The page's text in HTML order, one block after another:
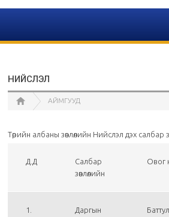
НИЙСЛЭЛ
АЙМГУУД
Төрийн албаны зөвлөлийн Нийслэл дэх салбар
Д.Д
Салбар
зөвлөлийн
Овог
1.
Даргын